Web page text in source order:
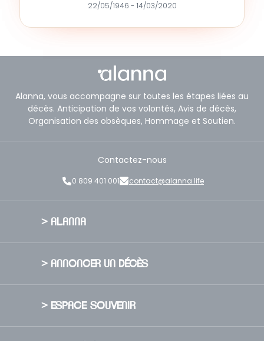
22/05/1946 - 14/03/2020
Alanna, vous accompagne sur toutes les étapes liées au
décès. Anticipation de vos volontés, Avis de décès,
Organisation des obsèques, Hommage et Soutien.
Contactez-nous
0 809 401 001 contact@alanna.life
> ALANNA
Nos Valeurs
Nos engagements
Presse
Sécurité
> ANNONCER UN DÉCÈS
Créer un faire-part de décès
> ESPACE SOUVENIR